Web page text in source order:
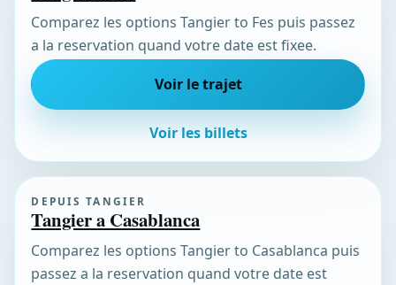
Comparez les options Tangier to Fes puis passez
a la reservation quand votre date est fixee.
Voir le trajet
Voir les billets
DEPUIS TANGIER
Tangier a Casablanca
Comparez les options Tangier to Casablanca puis
passez a la reservation quand votre date est